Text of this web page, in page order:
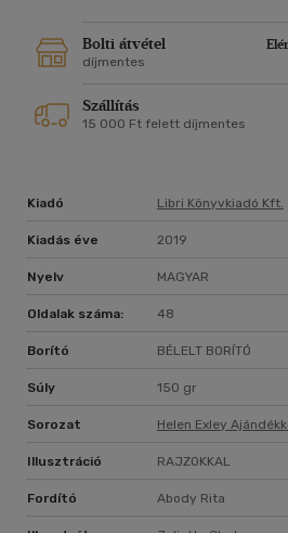
Bolti átvétel
díjmentes
Szállítás
15 000 Ft felett díjmentes
Kiadó Libri Könyvkiadó Kft.
Kiadás éve 2019
Nyelv MAGYAR
Oldalak száma: 48
Borító BÉLELT BORÍTÓ
Súly 150 gr
Sorozat Helen Exley
Illusztráció RAJZOKKAL
Fordító Abody Rita